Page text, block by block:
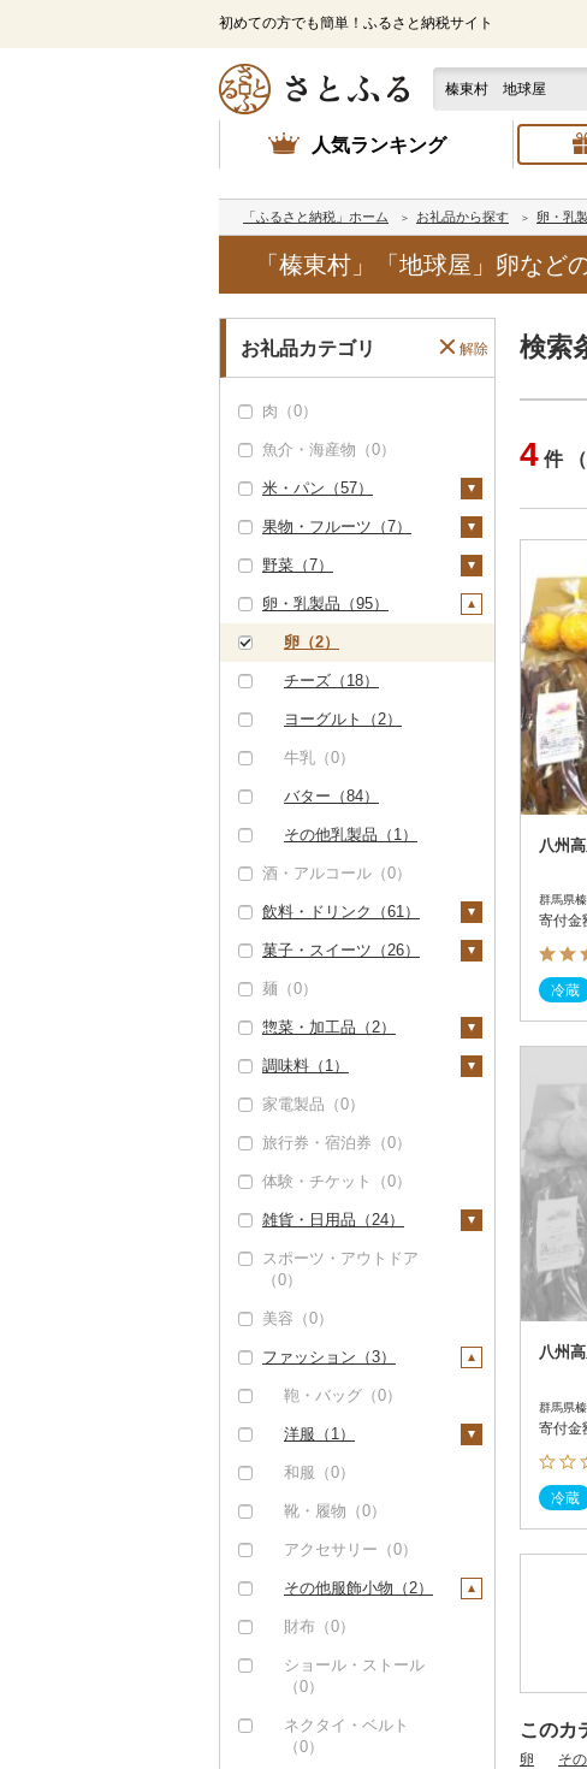
初めての方でも簡単！ふるさと納税サイト
人気ランキング
「ふるさと納税」ホーム お礼品から探す 卵・乳
「榛東村」「地球屋」卵など
お礼品カテゴリ 解除
肉（0）
魚介・海産物（0）
米・パン（57）
米（6）
精米（2）
無洗米（3）
玄米（1）
金芽米（0）
ゆめぴりか（0）
つや姫（0）
コシヒカリ（6）
はえぬき（0）
さがびより（0）
あきたこまち（0）
ひとめぼれ（0）
ミルキークィーン
雑穀（0）
餅（3）
その他穀物加工品
（0）
果物・フルーツ（7）
ぶどう・マスカット
いちご（0）
りんご（0）
（0）
その他果物（0）
野菜（7）
いも（0）
トマト（0）
玉ねぎ（0）
ねぎ（3）
とうもろこし（0）
根菜（2）
人参（0）
大根（0）
自然薯（0）
レンコン（0）
にんにく・生姜（2）
その他根菜（0）
アスパラガス（0）
豆（0）
きのこ（0）
その他野菜（4）
山菜（0）
かぼちゃ（0）
茄子（0）
レタス（0）
その他野菜（4）
卵・乳製品（95）
卵（2）
チーズ（18）
ヨーグルト（2）
牛乳（0）
バター（84）
その他乳製品（1）
酒・アルコール（0）
飲料・ドリンク（61）
水・ミネラルウォータ
（59）
飲料（0）
コーヒー豆（30）
粉（29）
ドリップ（0）
茶（0）
果汁飲料（2）
りんごジュース（2）
みかんジュース（オレ
ンジジュース）（0）
紅茶（0）
その他飲料・ジュース
（0）
菓子・スイーツ（26）
ケーキ（14）
クッキー（0）
焼き菓子（11）
プリン（0）
ゼリー（0）
チョコレート（2）
カステラ（0）
アイス・ジェラート
（0）
その他洋菓子（5）
煎餅・おかき（0）
羊羹（0）
饅頭（0）
大福（0）
その他和菓子（2）
麺（0）
惣菜・加工品（2）
惣菜（0）
カレー・シチュー
スープ（0）
豆腐・納豆（0）
漬物（0）
缶詰・瓶詰（1）
肉（0）
魚（0）
果物（0）
ジャム（1）
その他缶詰・瓶詰
乾物（0）
燻製（スモーク）
調味料（1）
砂糖（0）
塩（0）
醤油（0）
味噌（0）
酢（0）
家電製品（0）
旅行券・宿泊券（0）
体験・チケット（0）
雑貨・日用品（24）
家具・インテリア（2
2）
タンス（0）
机・テーブル（0）
椅子・チェア・ソファ
ア（22）
寝具（0）
タオル（2）
泉州タオル（0）
その他タオル（2）
文房具・印鑑（2）
ボールペン（0）
ノート・ファイル
食器（0）
キッチン用品（0）
日用品（0）
楽器・器材（0）
本・CD・DVD（0）
おもちゃ・ぬいぐるみ
ご当地キャラクター
ベビー用品（0）
スポーツ・アウトドア
（0）
美容（0）
ファッション（3）
鞄・バッグ（0）
洋服（1）
女性・レディース
和服（0）
靴・履物（0）
アクセサリー（0）
その他服飾小物（2）
財布（0）
ショール・ストール
（0）
ネクタイ・ベルト
（0）
検索
決
ク
メ
コ
ソ
d
4 件
八州
群馬県
寄付金
冷蔵
八州
群馬県
寄付金
冷蔵
このカ
卵 そ